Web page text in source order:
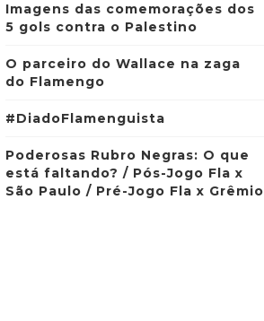
Imagens das comemorações dos
5 gols contra o Palestino
O parceiro do Wallace na zaga
do Flamengo
#DiadoFlamenguista
Poderosas Rubro Negras: O que
está faltando? / Pós-Jogo Fla x
São Paulo / Pré-Jogo Fla x Grêmio